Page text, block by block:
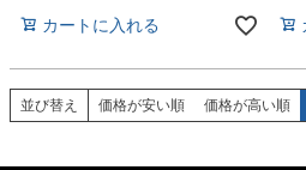
カートに入れる
並び替え 価格が安い順 価格が高い順